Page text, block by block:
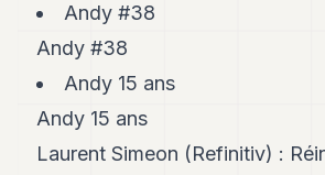
27
26
Andy
Andy
Andy #38
Andy #38
Andy 15 ans
Andy 15 ans
Laurent Simeon (Refinitiv) :